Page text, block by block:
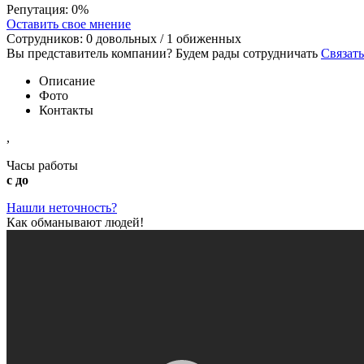
Репутация: 0%
Оставить свое мнение
Сотрудников: 0 довольных / 1 обиженных
Вы представитель компании? Будем рады сотрудничать
Описание
Фото
Контакты
,
Часы работы
с до
Нашли неточность?
Как обманывают людей!